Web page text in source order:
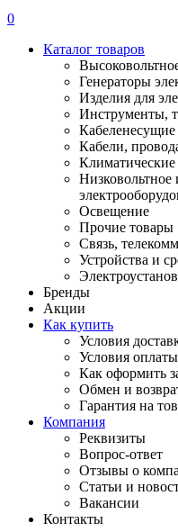
0
Каталог товаров
Генераторы
Изделия для
Инструменты,
Кабели,
Освещение
Прочие товары
Связь,
Устройства и
Бренды
Акции
Как купить
Условия
Условия оплаты
Как оформить
Обмен и
Гарантия на
Компания
Реквизиты
Вопрос-ответ
Отзывы о
Статьи и
Вакансии
Контакты